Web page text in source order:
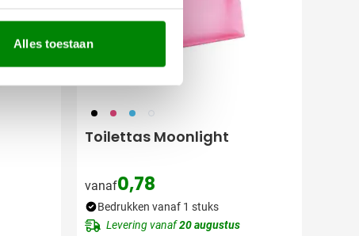
Alles toestaan
001 046 005 021
Toilettas Moonlight
vanaf0,78
Bedrukken vanaf 1 stuks
Levering vanaf20 augustus